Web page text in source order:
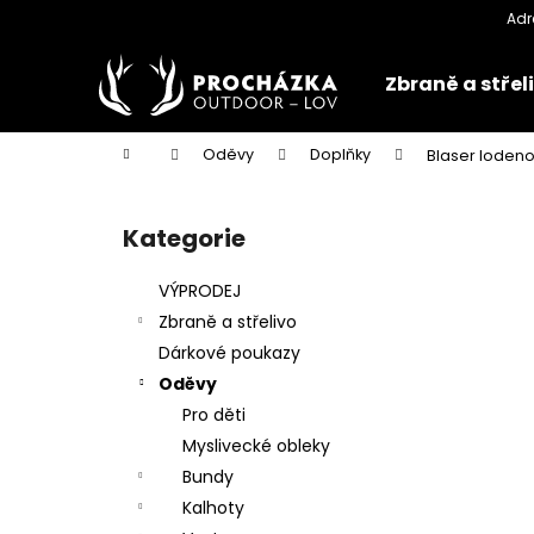
Zbraně a
Domů Oděvy Doplňky Blaser
Přeskočit
kategorie
Kategorie
VÝPRODEJ
Zbraně a střelivo
Dárkové poukazy
Oděvy
Pro děti
Myslivecké obleky
Bundy
Kalhoty
k
Zpět
obchodu
Zpět
obchodu